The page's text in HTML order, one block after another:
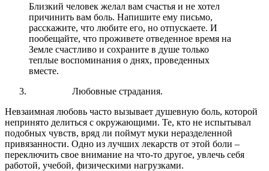
Близкий человек желал вам счастья и не хотел
причинить вам боль. Напишите ему письмо,
расскажите, что любите его, но отпускаете. И
пообещайте, что проживете отведенное время на
Земле счастливо и сохраните в душе только
теплые воспоминания о днях, проведенных
вместе.
Любовные страдания.
Невзаимная любовь часто вызывает душевную боль, которой
непринято делиться с окружающими. Те, кто не испытывал
подобных чувств, вряд ли поймут муки неразделенной
привязанности. Одно из лучших лекарств от этой боли –
переключить свое внимание на что-то другое, увлечь себя
работой, учебой, физическими нагрузками.